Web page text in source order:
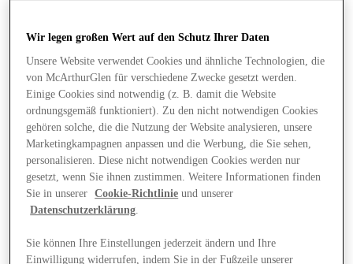
Shops
Wir legen großen Wert auf den Schutz Ihrer Daten
Unsere Website verwendet Cookies und ähnliche Technologien, die
von McArthurGlen für verschiedene Zwecke gesetzt werden.
Einige Cookies sind notwendig (z. B. damit die Website
ordnungsgemäß funktioniert). Zu den nicht notwendigen Cookies
gehören solche, die die Nutzung der Website analysieren, unsere
Marketingkampagnen anpassen und die Werbung, die Sie sehen,
personalisieren. Diese nicht notwendigen Cookies werden nur
gesetzt, wenn Sie ihnen zustimmen. Weitere Informationen finden
Sie in unserer
Cookie-Richtlinie und unserer
Datenschutzerklärung.
Sie können Ihre Einstellungen jederzeit ändern und Ihre
Einwilligung widerrufen, indem Sie in der Fußzeile unserer